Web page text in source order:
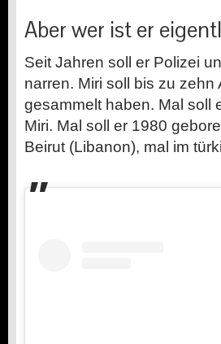
Aber wer ist er
Seit Jahren soll er Polizei
narren. Miri soll bis zu
gesammelt haben. Mal soll
Miri. Mal soll er 1980
Beirut (Libanon), mal im